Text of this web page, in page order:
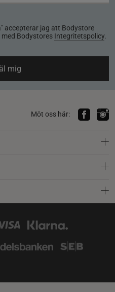
accepterar jag att Bodystore
Bodystores Integritetspolicy.
mig
Möt oss här: